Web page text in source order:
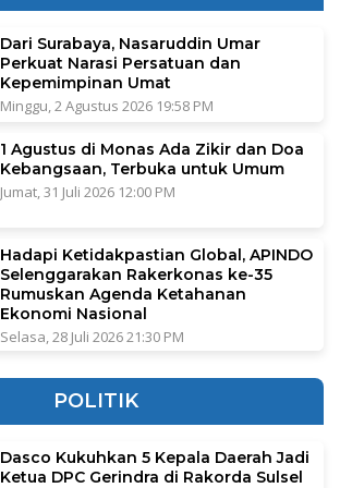
Dari Surabaya, Nasaruddin Umar
Perkuat Narasi Persatuan dan
Kepemimpinan Umat
Minggu, 2 Agustus 2026 19:58 PM
1 Agustus di Monas Ada Zikir dan Doa
Kebangsaan, Terbuka untuk Umum
Jumat, 31 Juli 2026 12:00 PM
Hadapi Ketidakpastian Global, APINDO
Selenggarakan Rakerkonas ke-35
Rumuskan Agenda Ketahanan
Ekonomi Nasional
Selasa, 28 Juli 2026 21:30 PM
POLITIK
Dasco Kukuhkan 5 Kepala Daerah Jadi
Ketua DPC Gerindra di Rakorda Sulsel